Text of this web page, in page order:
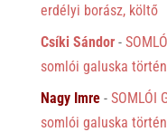
erdélyi borász, költő
Csíki Sándor-
somlói galuska
Nagy Imre- SOMLÓI
somlói galuska